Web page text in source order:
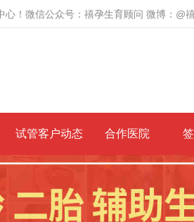
！微信公众号：禧孕生育顾问 微博：@
试管客户动态 合作医院